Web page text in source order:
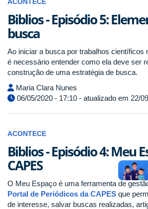
ACONTECE
Biblios - Episódio 5:
busca
Ao iniciar a busca por trabalhos científicos
é necessário entender como ela deve ser
construção de uma estratégia de busca.
Maria Clara Nunes
06/05/2020 - 17:10 - atualizado em 22/
ACONTECE
Biblios - Episódio 4: Meu
CAPES
O Meu Espaço é uma ferramenta de
Portal de Periódicos da CAPES que
de interesse, salvar buscas realizadas,